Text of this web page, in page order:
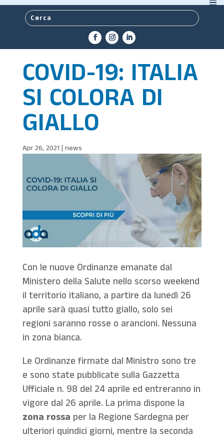
COVID-19: ITALIA
SI COLORA DI
GIALLO
Apr 26, 2021 news
Con le nuove Ordinanze emanate dal
Ministero della Salute nello scorso weekend
il territorio italiano, a partire da lunedì 26
aprile sarà quasi tutto giallo, solo sei
regioni saranno rosse o arancioni. Nessuna
in zona bianca.
Le Ordinanze firmate dal Ministro sono tre
e sono state pubblicate sulla Gazzetta
Ufficiale n. 98 del 24 aprile ed entreranno in
vigore dal 26 aprile. La prima dispone la
zona rossa per la Regione Sardegna per
ulteriori quindici giorni, mentre la seconda